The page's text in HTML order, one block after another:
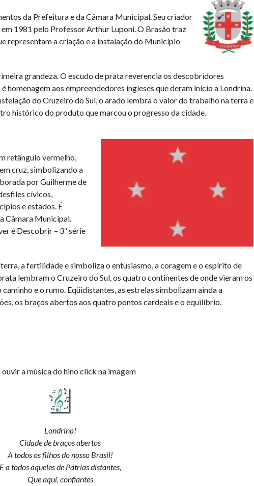
da Prefeitura e da Câmara Municipal. Seu criador
1981 pelo Professor Arthur Luponi. O Brasão traz
representam a criação e a instalação do Município
grandeza. O escudo de prata reverencia os descobridores
homenagem aos empreendedores ingleses que deram início a Londrina.
do Cruzeiro do Sul, o arado lembra o valor do trabalho na terra e
histórico do produto que marcou o progresso da cidade.
retângulo vermelho,
cruz, simbolizando a
por Guilherme de
cívicos,
e estados. É
Câmara Municipal.
é Descobrir – 3ª série
a fertilidade e simboliza o entusiasmo, a coragem e o espírito de
lembram o Cruzeiro do Sul, os quatro continentes de onde vieram os
e o rumo. Eqüidistantes, as estrelas simbolizam ainda a
os braços abertos aos quatro pontos cardeais e o equilíbrio.
ouvir a música do hino click na imagem
Londrina!
Cidade de braços abertos
A todos os fllhos do nosso Brasil!
E a todos aqueles de Pátrias distantes,
Que aqui, confiantes